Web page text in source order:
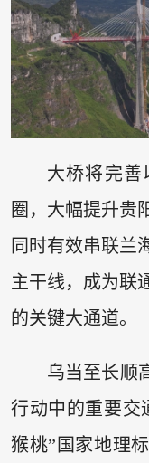
大桥将完善
圈，大幅提升贵
同时有效串联兰
主干线，成为联
的关键大通道。
乌当至长顺
行动中的重要交
猴桃”国家地理